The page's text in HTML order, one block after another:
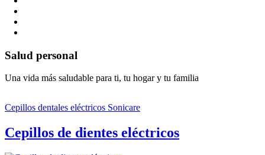
Salud personal
Una vida más saludable para ti, tu hogar y tu familia
Cepillos dentales eléctricos Sonicare
Cepillos de dientes eléctricos